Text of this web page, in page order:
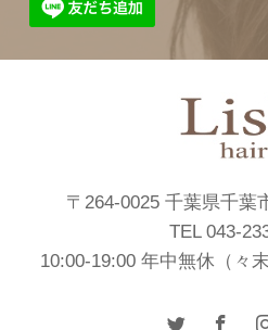
〒264-0025 千葉県千葉
TEL 043-
10:00-19:00 年中無休（々